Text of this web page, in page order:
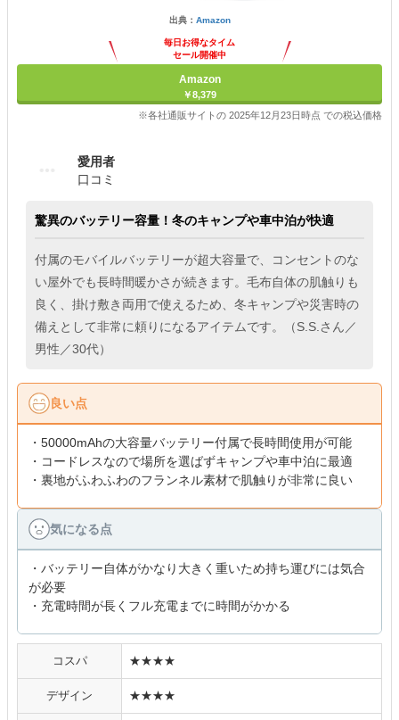
出典： Amazon
毎日お得なタイム
セール開催中
Amazon
￥8,379
※各社通販サイトの 2025年12月23日時点 での税込価格
愛用者
口コミ
驚異のバッテリー容量！冬のキャンプや車中泊が快適
付属のモバイルバッテリーが超大容量で、コンセントのな
い屋外でも長時間暖かさが続きます。毛布自体の肌触りも
良く、掛け敷き両用で使えるため、冬キャンプや災害時の
備えとして非常に頼りになるアイテムです。（S.S.さん／
男性／30代）
良い点
・50000mAhの大容量バッテリー付属で長時間使用が可能
・コードレスなので場所を選ばずキャンプや車中泊に最適
・裏地がふわふわのフランネル素材で肌触りが非常に良い
気になる点
・バッテリー自体がかなり大きく重いため持ち運びには気合
が必要
・充電時間が長くフル充電までに時間がかかる
コスパ ★★★★
デザイン ★★★★